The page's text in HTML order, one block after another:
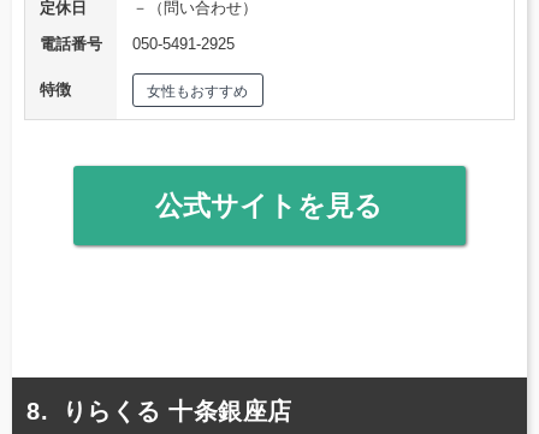
定休日
－（問い合わせ）
電話番号
050-5491-2925
特徴 女性もおすすめ
公式サイトを見る
りらくる 十条銀座店